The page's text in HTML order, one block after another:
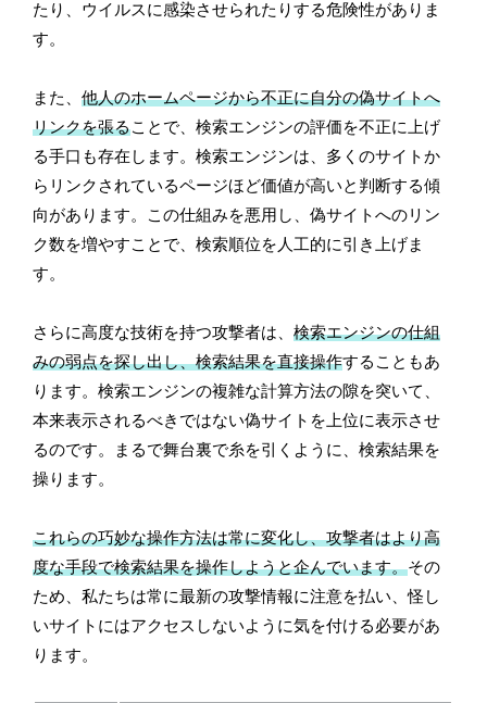
たり、ウイルスに感染させられたりする危険性がありま
す。
また、他人のホームページから不正に自分の偽サイトへ
リンクを張ることで、検索エンジンの評価を不正に上げ
る手口も存在します。検索エンジンは、多くのサイトか
らリンクされているページほど価値が高いと判断する傾
向があります。この仕組みを悪用し、偽サイトへのリン
ク数を増やすことで、検索順位を人工的に引き上げま
す。
さらに高度な技術を持つ攻撃者は、検索エンジンの仕組
みの弱点を探し出し、検索結果を直接操作することもあ
ります。検索エンジンの複雑な計算方法の隙を突いて、
本来表示されるべきではない偽サイトを上位に表示させ
るのです。まるで舞台裏で糸を引くように、検索結果を
操ります。
これらの巧妙な操作方法は常に変化し、攻撃者はより高
度な手段で検索結果を操作しようと企んでいます。その
ため、私たちは常に最新の攻撃情報に注意を払い、怪し
いサイトにはアクセスしないように気を付ける必要があ
ります。